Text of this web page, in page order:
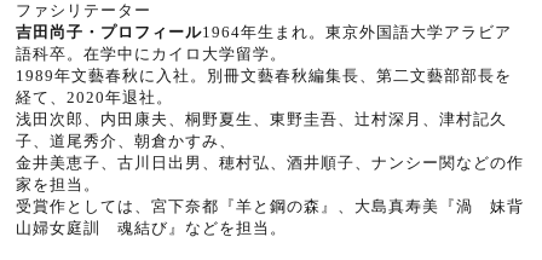
ファシリテーター
吉田尚子・プロフィール1964年生まれ。東京外国語大学アラビア
語科卒。在学中にカイロ大学留学。
1989年文藝春秋に入社。別冊文藝春秋編集長、第二文藝部部長を
経て、2020年退社。
浅田次郎、内田康夫、桐野夏生、東野圭吾、辻村深月、津村記久
子、道尾秀介、朝倉かすみ、
金井美恵子、古川日出男、穂村弘、酒井順子、ナンシー関などの作
家を担当。
受賞作としては、宮下奈都『羊と鋼の森』、大島真寿美『渦 妹背
山婦女庭訓 魂結び』などを担当。